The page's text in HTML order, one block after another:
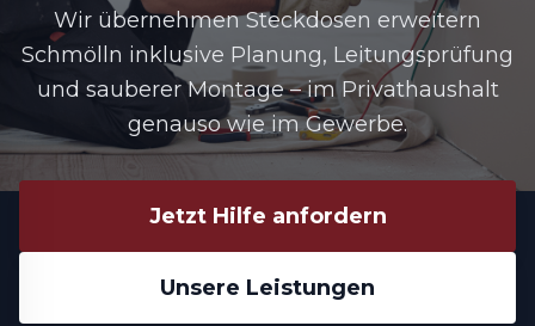
Wir übernehmenSteckdosen erweitern
Schmölln inklusive Planung, Leitungsprüfung
und sauberer Montage – im Privathaushalt
genauso wie im Gewerbe.
Jetzt Hilfe anfordern
Unsere Leistungen